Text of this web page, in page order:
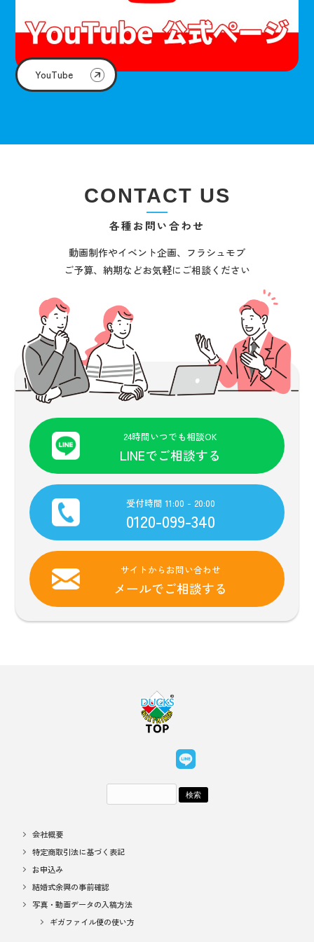
YouTube
CONTACT US
各種お問い合わせ
動画制作やイベント企画、フラシュモブ
ご予算、納期などお気軽にご相談ください
24時間いつでも相談OK
LINEでご相談する
受付時間 11:00 - 20:00
0120-099-340
サイトからお問い合わせ
メールでご相談する
会社概要
特定商取引法に基づく表記
お申込み
結婚式余興の事前確認
写真・動画データの入稿方法
ギガファイル便の使い方